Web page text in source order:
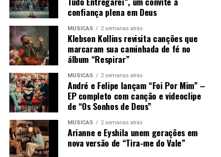
confiança plena em Deus
MÚSICAS 2 semanas atrás
Klebson Kollins revisita canções que
marcaram sua caminhada de fé no
álbum “Respirar”
MÚSICAS 2 semanas atrás
André e Felipe lançam “Foi Por Mim” –
EP completo com canção e videoclipe
de “Os Sonhos de Deus”
MÚSICAS 2 semanas atrás
Arianne e Eyshila unem gerações em
nova versão de “Tira-me do Vale”